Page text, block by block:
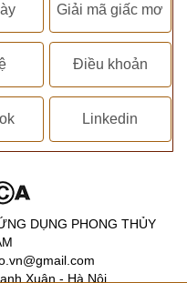
Giải mã giấc mơ
Điều khoản
Linkedin
DỤNG PHONG THỦY
Xuân - Hà Nội